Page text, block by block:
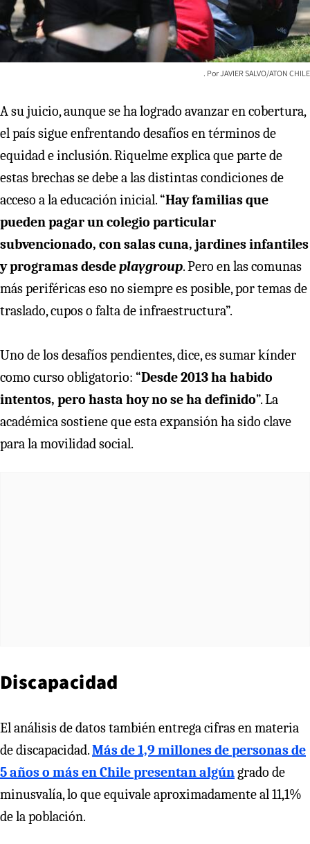
JAVIER SALVO/ATON CHILE
A su juicio, aunque se ha logrado avanzar en cobertura,
el país sigue enfrentando desafíos en términos de
equidad e inclusión. Riquelme explica que parte de
estas brechas se debe a las distintas condiciones de
acceso a la educación inicial. “Hay familias que
pueden pagar un colegio particular
subvencionado, con salas cuna, jardines infantiles
y programas desdeplaygroup. Pero en las comunas
más periféricas eso no siempre es posible, por temas de
traslado, cupos o falta de infraestructura”.
Uno de los desafíos pendientes, dice, es sumar kínder
como curso obligatorio: “Desde 2013 ha habido
intentos, pero hasta hoy no se ha definido”. La
académica sostiene que esta expansión ha sido clave
para la movilidad social.
Discapacidad
El análisis de datos también entrega cifras en materia
de discapacidad.Más de 1,9 millones de personas de
5 años o más en Chile presentan algúngrado de
minusvalía, lo que equivale aproximadamente al 11,1%
de la población.